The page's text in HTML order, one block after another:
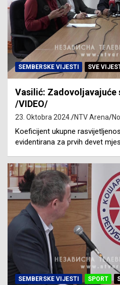
SEMBERSKE VIJESTI SVE
Vasilić:
/VIDEO/
23. Oktobra 2024. NTV Arena
Koeficijent ukupne
evidentirana za prvih devet
SEMBERSKE VIJESTI SPORT